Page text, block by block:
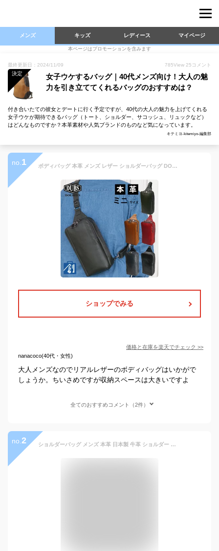
メンズ キッズ レディース マイページ
本ページはプロモーションを含みます
最終更新日：2024/11/09 785View 25 コメント
決定
女子ウケするバッグ｜40代メンズ向け！大人の魅
力を引き立ててくれるバッグのおすすめは？
付き合いたての彼女とデートに行く予定ですが、40代の大人の魅力を上げてくれる
女子ウケが期待できるバッグ（トート、ショルダー、サコッシュ、リュックなど）
はどんなものですか？本革素材や人気ブランドのものなど気になっています。
キテミヨ-kitemiyo-編集部
no. 1 ボディバッグ 本革 メンズ レザー ショルダーバッグ DOUBLES JVA-7424 縦型 ボディーバッグ ワンショルダー 斜めがけ 小さめ 40代 ブランド 大人 革 紳士 ダブルス かばん
ショップでみる
価格と在庫を楽天でチェック >>
nanacoco(40代・女性)
大人メンズなのでリアルレザーのボディバッグはいかがで
しょうか。ちいさめですが収納スペースは大きいですよ
全てのおすすめコメント（2件）
no. 2 ショルダーバッグ メンズ 本革 日本製 牛革 ショルダー バッグ ブランド Jamale 軽量 縦型 斜めがけ かっこいい お出かけ おしゃれ 人気 革 父 男性 肩掛け かばん 鞄 ボディバッグ サコッシュ 旅行 40代 50代 60代 プレゼント ギフト 4FB (7364-mens-1r) 父の日